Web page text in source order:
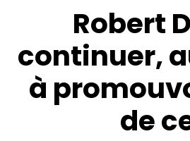
Robert
continuer,
à
de